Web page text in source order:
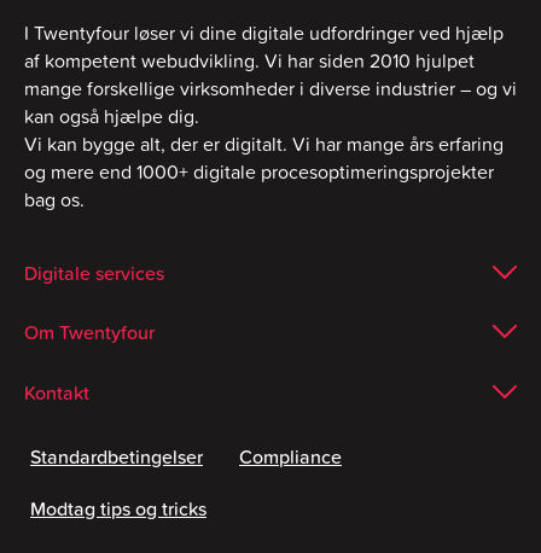
I Twentyfour løser vi dine digitale udfordringer ved hjælp
af kompetent webudvikling. Vi har siden 2010 hjulpet
mange forskellige virksomheder i diverse industrier – og vi
kan også hjælpe dig.
Vi kan bygge alt, der er digitalt. Vi har mange års erfaring
og mere end 1000+ digitale procesoptimeringsprojekter
bag os.
Digitale services
Om Twentyfour
Kontakt
Standardbetingelser
Compliance
Modtag tips og tricks